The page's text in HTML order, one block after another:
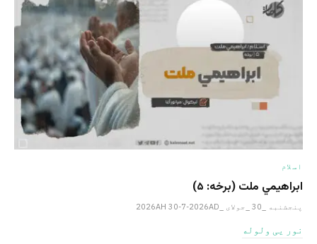
اسلام
ابراهيمي ملت (برخه: ۵)
پنجشنبه _30 _جولای _2026AH 30-7-2026AD
نور یی ولوله